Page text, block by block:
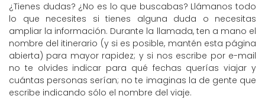
¿Tienes dudas? ¿No es lo que buscabas? Llámanos todo
lo que necesites si tienes alguna duda o necesitas
ampliar la información. Durante la llamada, ten a mano el
nombre del itinerario (y si es posible, mantén esta página
abierta) para mayor rapidez; y si nos escribe por e-mail
no te olvides indicar para qué fechas querías viajar y
cuántas personas serían; no te imaginas la de gente que
escribe indicando sólo el nombre del viaje.